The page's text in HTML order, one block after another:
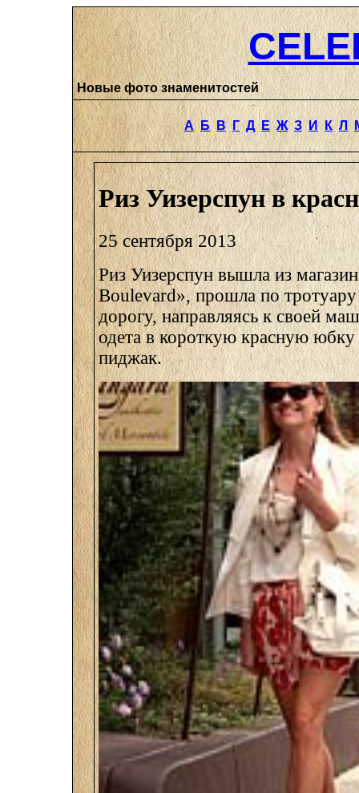
Новые фото знаменитостей
А Б В Г Д Е Ж З И К Л
Риз Уизерспун в
25 сентября 2013
Риз Уизерспун вышла из
Boulevard», прошла по
дорогу, направляясь к своей
одета в короткую красную
пиджак.